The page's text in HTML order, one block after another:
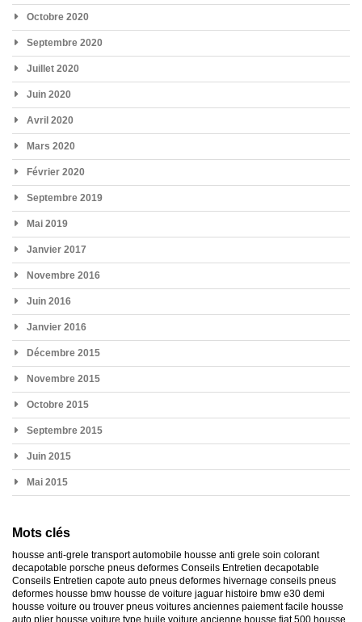
Octobre 2020
Septembre 2020
Juillet 2020
Juin 2020
Avril 2020
Mars 2020
Février 2020
Septembre 2019
Mai 2019
Janvier 2017
Novembre 2016
Juin 2016
Janvier 2016
Décembre 2015
Novembre 2015
Octobre 2015
Septembre 2015
Juin 2015
Mai 2015
Mots clés
housse anti-grele transport automobile housse anti grele soin colorant
decapotable porsche pneus deformes Conseils Entretien decapotable
Conseils Entretien capote auto pneus deformes hivernage conseils pneus
deformes housse bmw housse de voiture jaguar histoire bmw e30 demi
housse voiture ou trouver pneus voitures anciennes paiement facile housse
auto plier housse voiture type huile voiture ancienne housse fiat 500 housse